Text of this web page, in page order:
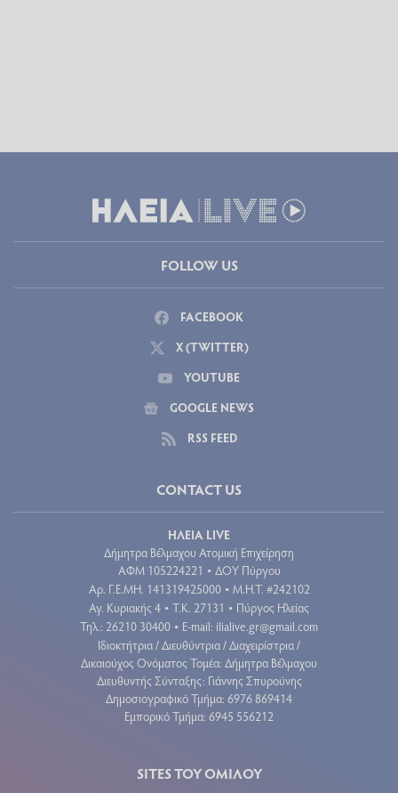
FOLLOW US
FACEBOOK
X (TWITTER)
YOUTUBE
GOOGLE NEWS
RSS FEED
CONTACT US
ΗΛΕΙΑ LIVE
Δήμητρα Βέλμαχου Ατομική Επιχείρηση
ΑΦΜ 105224221 • ΔΟΥ Πύργου
Aρ. Γ.Ε.ΜΗ. 141319425000 • Μ.Η.Τ. #242102
Αγ. Κυριακής 4 • Τ.Κ. 27131 • Πύργος Ηλείας
Τηλ.: 26210 30400 • E-mail: ilialive.gr@gmail.com
Ιδιοκτήτρια / Διευθύντρια / Διαχειρίστρια /
Δικαιούχος Ονόματος Τομέα: Δήμητρα Βέλμαχου
Διευθυντής Σύνταξης: Γιάννης Σπυρούνης
Δημοσιογραφικό Τμήμα: 6976 869414
Εμπορικό Τμήμα: 6945 556212
SITES ΤΟΥ ΟΜΙΛΟΥ